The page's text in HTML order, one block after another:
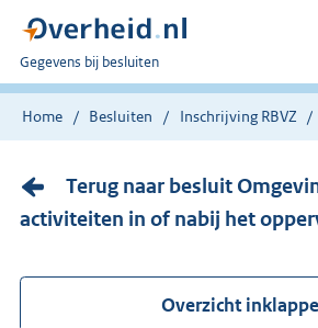
U
bent
nu
Gegevens bij besluiten
Home Besluiten Inschrijving RBVZ
Terug naar besluit
activiteiten in of nabij het
Overzicht